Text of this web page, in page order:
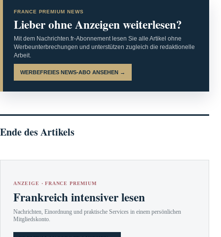
FRANCE PREMIUM NEWS
Lieber ohne Anzeigen weiterlesen?
Mit dem Nachrichten.fr-Abonnement lesen Sie alle Artikel ohne
Werbeunterbrechungen und unterstützen zugleich die redaktionelle
Arbeit.
WERBEFREIES NEWS-ABO ANSEHEN →
Ende des Artikels
ANZEIGE · FRANCE PREMIUM
Frankreich intensiver lesen
Nachrichten, Einordnung und praktische Services in einem persönlichen
Mitgliedskonto.